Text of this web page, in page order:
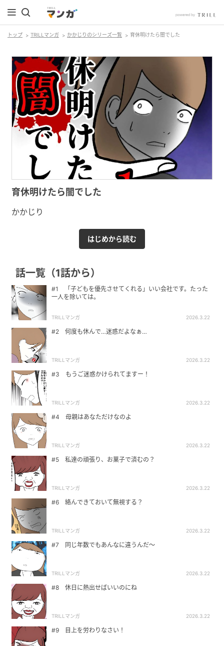
トップ TRILLマンガ かかじりのシリーズ一覧 育休明けたら闇でした
育休明けたら闇でした
かかじり
はじめから読む
話一覧（1話から）
#1 「子どもを優先させてくれる」いい会社です。たった
一人を除いては。
TRILLマンガ 2026.3.22
#2 何度も休んで…迷惑だよなぁ…
TRILLマンガ 2026.3.22
#3 もうご迷惑かけられてますー！
TRILLマンガ 2026.3.22
#4 母親はあなただけなのよ
TRILLマンガ 2026.3.22
#5 私達の頑張り、お菓子で済むの？
TRILLマンガ 2026.3.22
#6 絡んできておいて無視する？
TRILLマンガ 2026.3.22
#7 同じ年数でもあんなに違うんだ～
TRILLマンガ 2026.3.22
#8 休日に熱出せばいいのにね
TRILLマンガ 2026.3.22
#9 目上を労わりなさい！